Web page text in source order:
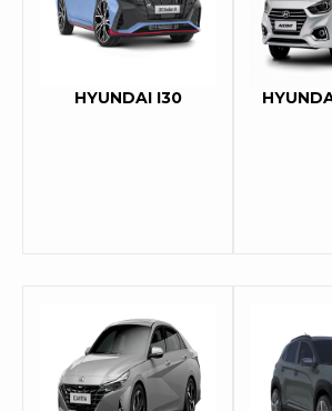
HYUNDAI I30